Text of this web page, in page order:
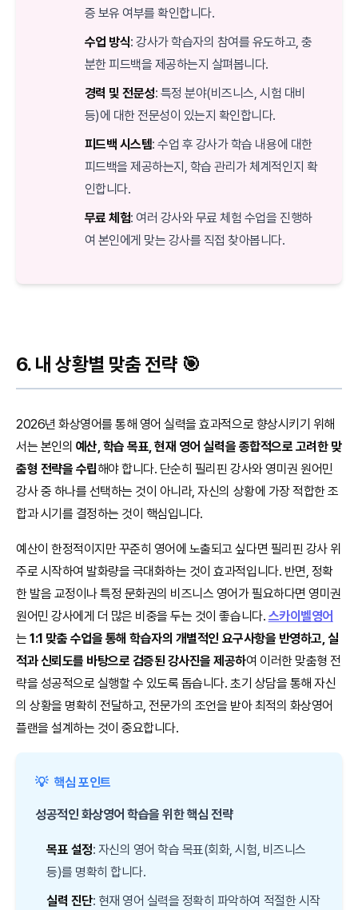
증 보유 여부를 확인합니다.
수업 방식: 강사가 학습자의 참여를 유도하고, 충
분한 피드백을 제공하는지 살펴봅니다.
경력 및 전문성: 특정 분야(비즈니스, 시험 대비
등)에 대한 전문성이 있는지 확인합니다.
피드백 시스템: 수업 후 강사가 학습 내용에 대한
피드백을 제공하는지, 학습 관리가 체계적인지 확
인합니다.
무료 체험: 여러 강사와 무료 체험 수업을 진행하
여 본인에게 맞는 강사를 직접 찾아봅니다.
6. 내 상황별 맞춤 전략 🎯
2026년 화상영어를 통해 영어 실력을 효과적으로 향상시키기 위해
서는 본인의 예산, 학습 목표, 현재 영어 실력을 종합적으로 고려한 맞
춤형 전략을 수립해야 합니다. 단순히 필리핀 강사와 영미권 원어민
강사 중 하나를 선택하는 것이 아니라, 자신의 상황에 가장 적합한 조
합과 시기를 결정하는 것이 핵심입니다.
예산이 한정적이지만 꾸준히 영어에 노출되고 싶다면 필리핀 강사 위
주로 시작하여 발화량을 극대화하는 것이 효과적입니다. 반면, 정확
한 발음 교정이나 특정 문화권의 비즈니스 영어가 필요하다면 영미권
원어민 강사에게 더 많은 비중을 두는 것이 좋습니다. 스카이벨영어
는1:1 맞춤 수업을 통해 학습자의 개별적인 요구사항을 반영하고, 실
적과 신뢰도를 바탕으로 검증된 강사진을 제공하여 이러한 맞춤형 전
략을 성공적으로 실행할 수 있도록 돕습니다. 초기 상담을 통해 자신
의 상황을 명확히 전달하고, 전문가의 조언을 받아 최적의 화상영어
플랜을 설계하는 것이 중요합니다.
💡 핵심 포인트
성공적인 화상영어 학습을 위한 핵심 전략
목표 설정: 자신의 영어 학습 목표(회화, 시험, 비즈니스
등)를 명확히 합니다.
실력 진단: 현재 영어 실력을 정확히 파악하여 적절한 시작